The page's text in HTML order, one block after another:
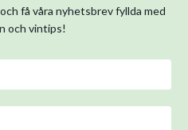
få våra nyhetsbrev fyllda med
och vintips!